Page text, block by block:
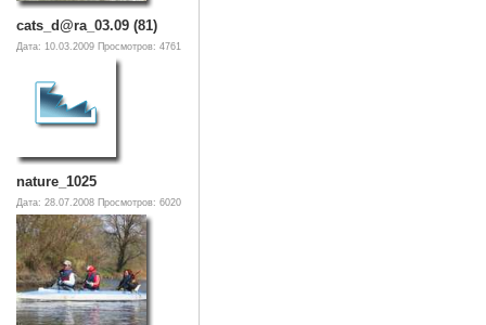
cats_d@ra_03.09 (81)
Дата: 10.03.2009 Просмотров: 4761
nature_1025
Дата: 28.07.2008 Просмотров: 6020